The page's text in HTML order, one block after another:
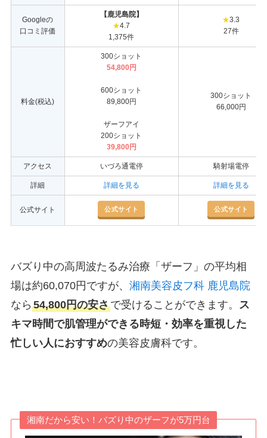
Googleの
口コミ評価
【鹿児島院】
★4.7
1,375件
★3.3
27件
料金(税込)
300ショット
54,800円
600ショット
89,800円
ザーフアイ
200ショット
39,800円
300ショット
66,000円
アクセス いづろ通電停 騎射場電停
詳細 詳細を見る 詳細を見る
公式サイト 公式サイト 公式サイト
バズり中の高周波たるみ治療「ザーフ」の平均相
場は約60,070円ですが、 湘南美容皮フ科 鹿児島院
なら 54,800円の安さで受けることができます。
ス
キマ時間で肌管理ができる時短・効率を重視した
忙しい人におすすめの美容皮膚科です。
湘南だから安い！バズり中のザーフが5万円台